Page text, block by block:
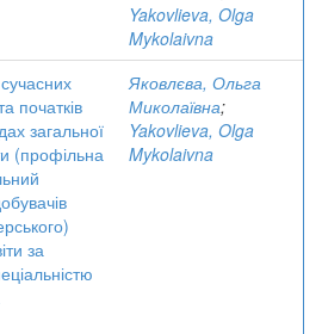
Yakovlieva, Olga
Mykolaivna
початків
загальної
(профільна
за
Яковлєва, Ольга
Миколаївна;
Yakovlieva, Olga
Mykolaivna